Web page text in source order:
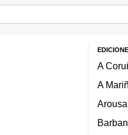
A
A
Arousa